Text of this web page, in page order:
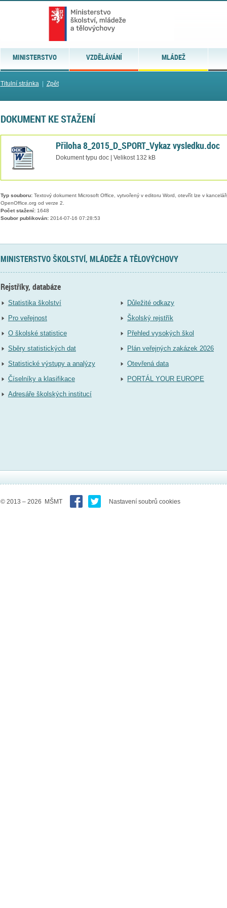
MINISTERSTVO VZDĚLÁVÁNÍ MLÁDEŽ
Titulní stránka| Zpět
DOKUMENT KE STAŽENÍ
Přiloha 8_2015_D_SPORT_Vykaz vysledku.doc
Dokument typu doc | Velikost 132 kB
Typ souboru:Textový dokument Microsoft Office, vytvořený v editoru Word, otevřít lze v
OpenOffice.org od verze 2.
Počet stažení:1648
Soubor publikován:2014-07-16 07:28:53
MINISTERSTVO ŠKOLSTVÍ, MLÁDEŽE A TĚLOVÝCHOVY
Rejstříky, databáze
Statistika školství
Pro veřejnost
O školské statistice
Sběry statistických dat
Statistické výstupy a analýzy
Číselníky a klasifikace
Adresáře školských institucí
Důležité odkazy
Školský rejstřík
Přehled vysokých škol
Plán veřejných zakázek 2026
Otevřená data
PORTÁL YOUR EUROPE
© 2013 – 2026 MŠMT Nastavení soubrů cookies